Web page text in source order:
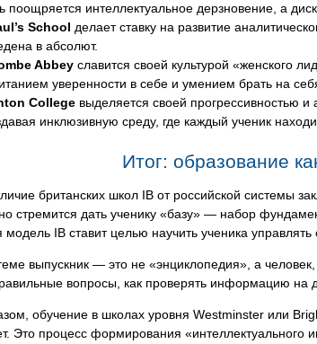
поощряется интеллектуальное дерзновение, а
School делает ставку на развитие
в абсолют.
Abbey славится своей культурой «женского
уверенности в себе и умением брать на
College выделяется своей прогрессивностью
инклюзивную среду, где каждый ученик
Итог: образование
британских школ IB от российской системы
стремится дать ученику «базу» — набор
модель IB ставит целью научить ученика управлять
выпускник — это не «энциклопедия», а
вопросы, как проверять информацию на
обучение в школах уровня Westminster или
Это процесс формирования «интеллектуального